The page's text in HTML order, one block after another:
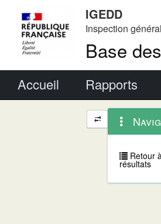
IGEDD
Inspection
Base
Accueil Rapports
Navigation
et
outils
annexes
contextuel
Retour
résultats